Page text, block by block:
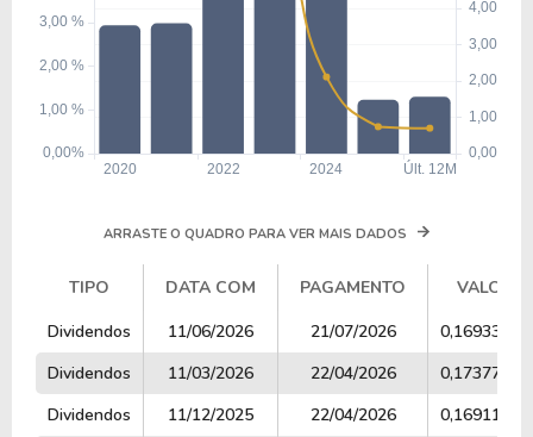
ARRASTE O QUADRO PARA VER MAIS DADOS
TIPO DATA COM PAGAMENTO
VALOR
TIPO
DATA COM PAGAMENTO VALOR
Dividendos 11/06/2026 21/07/2026
0,16933702
Dividendos
11/03/2026 22/04/2026
0,17377189
Dividendos
11/12/2025 22/04/2026
0,16911350